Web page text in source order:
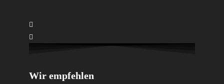
Wir empfehlen